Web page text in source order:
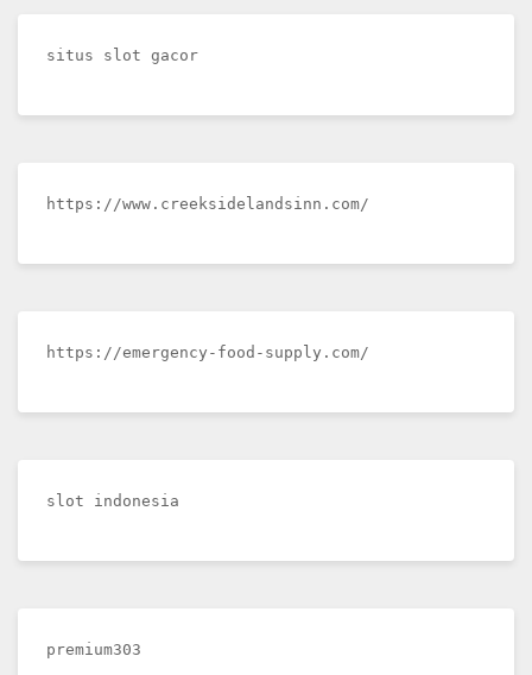
situs slot gacor
https://www.creeksidelandsinn.com/
https://emergency-food-supply.com/
slot indonesia
premium303